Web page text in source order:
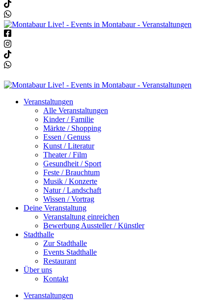
Veranstaltungen
Alle Veranstaltungen
Kinder / Familie
Märkte / Shopping
Essen / Genuss
Kunst / Literatur
Theater / Film
Gesundheit / Sport
Feste / Brauchtum
Musik / Konzerte
Natur / Landschaft
Wissen / Vortrag
Deine Veranstaltung
Veranstaltung einreichen
Bewerbung Aussteller / Künstler
Stadthalle
Zur Stadthalle
Events Stadthalle
Restaurant
Über uns
Kontakt
Veranstaltungen